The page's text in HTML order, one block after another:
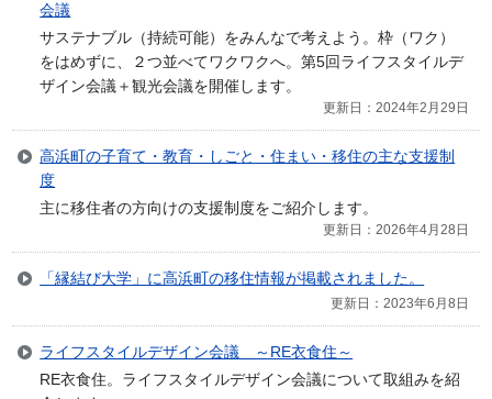
会議
サステナブル（持続可能）をみんなで考えよう。枠（ワク）
をはめずに、２つ並べてワクワクへ。第5回ライフスタイルデ
ザイン会議＋観光会議を開催します。
更新日：2024年2月29日
高浜町の子育て・教育・しごと・住まい・移住の主な支援制
度
主に移住者の方向けの支援制度をご紹介します。
更新日：2026年4月28日
「縁結び大学」に高浜町の移住情報が掲載されました。
更新日：2023年6月8日
ライフスタイルデザイン会議 ～RE衣食住～
RE衣食住。ライフスタイルデザイン会議について取組みを紹